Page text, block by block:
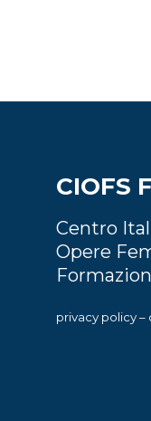
CIOFS
Centro
Opere
privacy policy–